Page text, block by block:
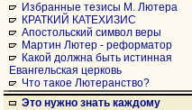
Избранные тезисы М. Лютера
КРАТКИЙ КАТЕХИЗИС
Апостольский символ веры
Мартин Лютер - реформатор
Какой должна быть истинная
Евангельская церковь
Что такое Лютеранство?
Это нужно знать каждому